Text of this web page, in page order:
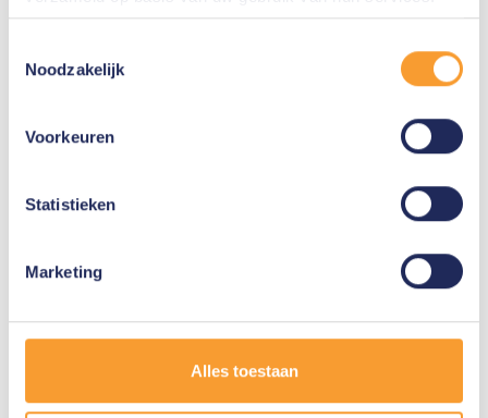
Noodzakelijk
Voorkeuren
Statistieken
Marketing
Alles toestaan